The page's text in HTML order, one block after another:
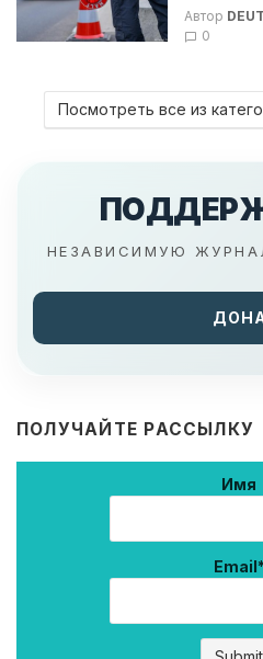
Автор
0
Посмотреть все из
НЕЗАВИСИМУЮ
ПОЛУЧАЙТЕ РАССЫЛКУ
Имя
Email*